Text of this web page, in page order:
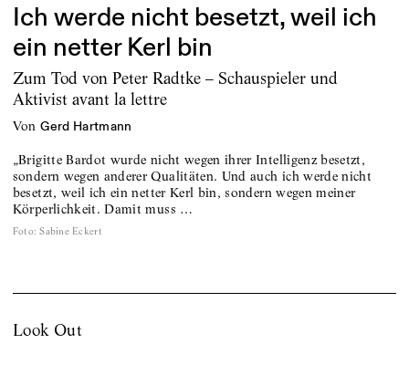
Ich werde nicht besetzt, weil ich
ein netter Kerl bin
Zum Tod von Peter Radtke – Schauspieler und
Aktivist avant la lettre
von Gerd Hartmann
„Brigitte Bardot wurde nicht wegen ihrer Intelligenz besetzt,
sondern wegen anderer Qualitäten. Und auch ich werde nicht
besetzt, weil ich ein netter Kerl bin, sondern wegen meiner
Körperlichkeit. Damit muss …
Foto: Sabine Eckert
Look Out